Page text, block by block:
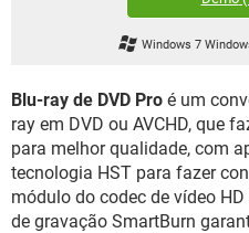
INSTAGRAM
GUIA DE COMPRAS
Windows 7
Blu-ray de DVD Pro é um
ray em DVD ou AVCHD, que
para melhor qualidade, com
tecnologia HST para fazer
módulo do codec de vídeo
de gravação SmartBurn